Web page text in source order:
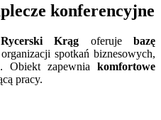
konferencyjne
Krąg oferujebazę
spotkań biznesowych,
Obiekt zapewnia komfortowe
pracy.